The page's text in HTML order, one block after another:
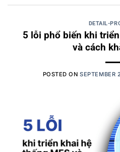
DETAIL-
5 lỗi phổ biến khi
và cách
POSTED ONSEPTEMBER